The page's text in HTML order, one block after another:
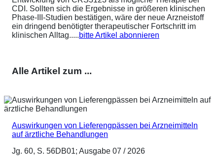
CDI. Sollten sich die Ergebnisse in größeren klinischen
Phase-III-Studien bestätigen, wäre der neue Arzneistoff
ein dringend benötigter therapeutischer Fortschritt im
klinischen Alltag.....bitte Artikel abonnieren
Alle Artikel zum ...
Auswirkungen von Lieferengpässen bei Arzneimitteln
auf ärztliche Behandlungen
Jg. 60, S. 56DB01; Ausgabe 07 / 2026